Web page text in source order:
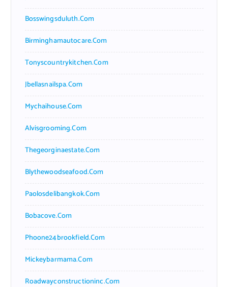
Bosswingsduluth.com
Birminghamautocare.com
Tonyscountrykitchen.com
Jbellasnailspa.com
Mychaihouse.com
Alvisgrooming.com
Thegeorginaestate.com
Blythewoodseafood.com
Paolosdelibangkok.com
Bobacove.com
Phoone24brookfield.com
Mickeybarmama.com
Roadwayconstructioninc.com